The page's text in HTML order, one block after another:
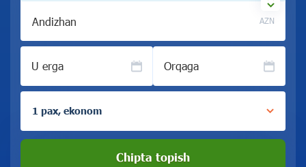
AZN
U erga Orqaga
1 pax, ekonom
Chipta topish